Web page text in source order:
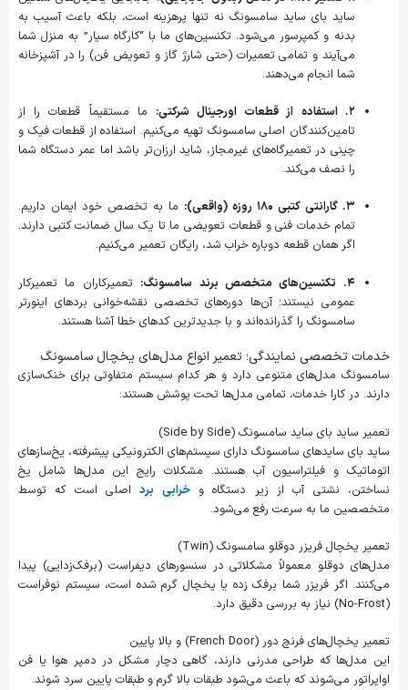
ساید بای ساید سامسونگ نه تنها پرهزینه است، بلکه باعث آسیب به
بدنه و کمپرسور می‌شود. تکنسین‌های ما با “کارگاه سیار” به منزل شما
می‌آیند و تمامی تعمیرات (حتی شارژ گاز و تعویض فن) را در آشپزخانه
شما انجام می‌دهند.
۲. استفاده از قطعات اورجینال شرکتی:
ما مستقیماً قطعات را از
تامین‌کنندگان اصلی سامسونگ تهیه می‌کنیم. استفاده از قطعات فیک و
چینی در تعمیرگاه‌های غیرمجاز، شاید ارزان‌تر باشد اما عمر دستگاه شما
را نصف می‌کند.
۳. گارانتی کتبی ۱۸۰ روزه (واقعی):
ما به تخصص خود ایمان داریم.
تمام خدمات فنی و قطعات تعویضی ما تا یک سال ضمانت کتبی دارند.
اگر همان قطعه دوباره خراب شد، رایگان تعمیر می‌کنیم.
۴. تکنسین‌های متخصص برند سامسونگ:
تعمیرکاران ما تعمیرکار
عمومی نیستند؛ آن‌ها دوره‌های تخصصی نقشه‌خوانی بردهای اینورتر
سامسونگ را گذرانده‌اند و با جدیدترین کدهای خطا آشنا هستند.
خدمات تخصصی نمایندگی؛ تعمیر انواع مدل‌های یخچال سامسونگ
سامسونگ مدل‌های متنوعی دارد و هر کدام سیستم متفاوتی برای خنک‌سازی
دارند. در کارا خدمات، تمامی مدل‌ها تحت پوشش هستند:
تعمیر ساید بای ساید سامسونگ (Side by Side)
ساید بای سایدهای سامسونگ دارای سیستم‌های الکترونیکی پیشرفته، یخ‌سازهای
اتوماتیک و فیلتراسیون آب هستند. مشکلات رایج این مدل‌ها شامل یخ
نساختن، نشتی آب از زیر دستگاه وخرابی برداصلی است که توسط
متخصصین ما به سرعت رفع می‌شود.
تعمیر یخچال فریزر دوقلو سامسونگ (Twin)
مدل‌های دوقلو معمولاً مشکلاتی در سنسورهای دیفراست (برفک‌زدایی) پیدا
می‌کنند. اگر فریزر شما برفک زده یا یخچال گرم شده است، سیستم نوفراست
(No-Frost) نیاز به بررسی دقیق دارد.
تعمیر یخچال‌های فرنچ دور (French Door) و بالا پایین
این مدل‌ها که طراحی مدرنی دارند، گاهی دچار مشکل در دمپر هوا یا فن
اواپراتور می‌شوند که باعث می‌شود طبقات بالا گرم و طبقات پایین سرد شوند.